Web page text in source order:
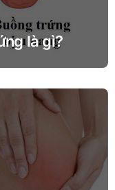
là gì?